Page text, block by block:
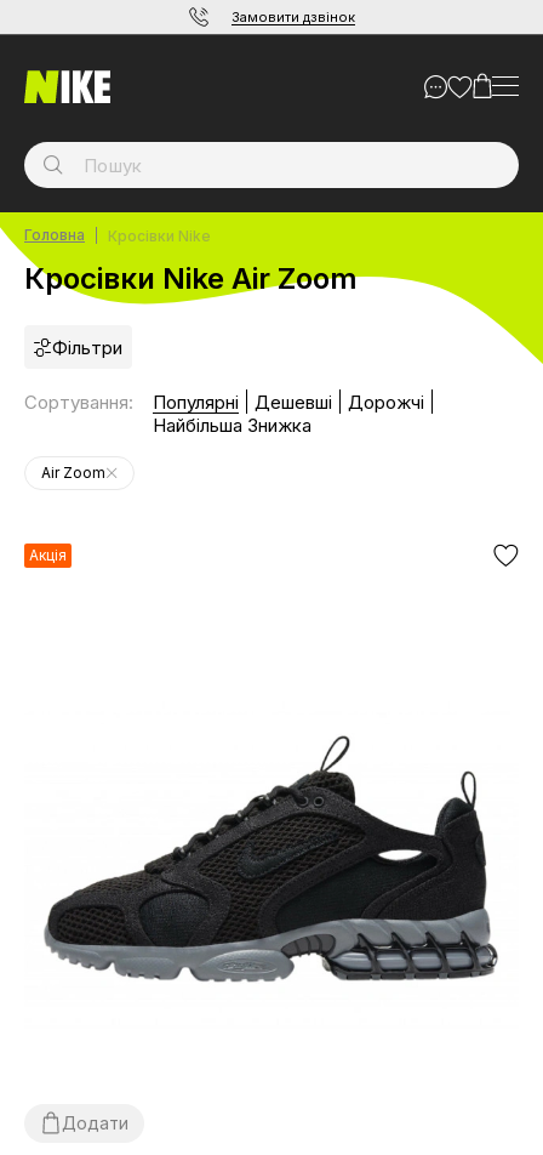
Замовити дзвінок
Головна Кросівки Nike
Кросівки Nike Air Zoom
Фільтри
Сортування: Популярні Дешевші
Дорожчі
Найбільша Знижка
Air Zoom
Акція
Додати